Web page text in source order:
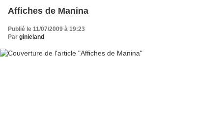
Affiches de Manina
Publié le 11/07/2009 à 19:23
Par ginieland